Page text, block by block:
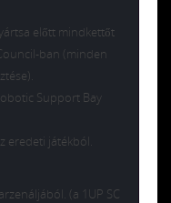
előtt mindkettőt
ban (minden
Support Bay
eredeti játékból.
(a 1UP SC